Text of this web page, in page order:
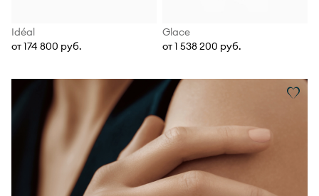
Idéal
от 174 800 руб.
Glace
от 1 538 200 руб.